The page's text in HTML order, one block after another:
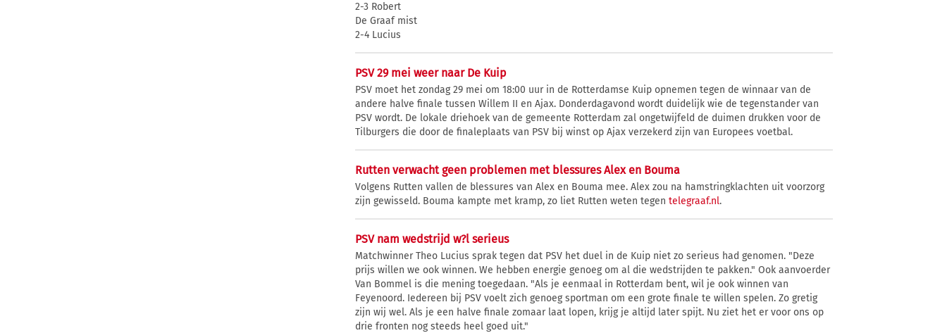
2-3 Robert
De Graaf mist
2-4 Lucius
PSV 29 mei weer naar De Kuip
PSV moet het zondag 29 mei om 18:00 uur in de Rotterdamse Kuip opnemen tegen de winnaar van de
andere halve finale tussen Willem II en Ajax. Donderdagavond wordt duidelijk wie de tegenstander van
PSV wordt. De lokale driehoek van de gemeente Rotterdam zal ongetwijfeld de duimen drukken voor de
Tilburgers die door de finaleplaats van PSV bij winst op Ajax verzekerd zijn van Europees voetbal.
Rutten verwacht geen problemen met blessures Alex en Bouma
Volgens Rutten vallen de blessures van Alex en Bouma mee. Alex zou na hamstringklachten uit voorzorg
zijn gewisseld. Bouma kampte met kramp, zo liet Rutten weten tegen telegraaf.nl.
PSV nam wedstrijd w?l serieus
Matchwinner Theo Lucius sprak tegen dat PSV het duel in de Kuip niet zo serieus had genomen. "Deze
prijs willen we ook winnen. We hebben energie genoeg om al die wedstrijden te pakken." Ook aanvoerder
Van Bommel is die mening toegedaan. "Als je eenmaal in Rotterdam bent, wil je ook winnen van
Feyenoord. Iedereen bij PSV voelt zich genoeg sportman om een grote finale te willen spelen. Zo gretig
zijn wij wel. Als je een halve finale zomaar laat lopen, krijg je altijd later spijt. Nu ziet het er voor ons op
drie fronten nog steeds heel goed uit."